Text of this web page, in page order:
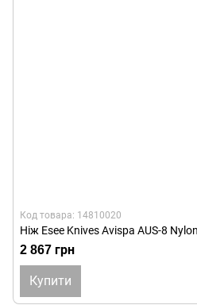
Код товара: 14810020
Ніж Esee Knives Avispa AUS-8
2 867 грн
Купити